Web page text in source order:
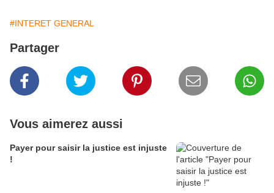
#INTERET GENERAL
Partager
Vous aimerez aussi
Payer pour saisir la justice est injuste
!